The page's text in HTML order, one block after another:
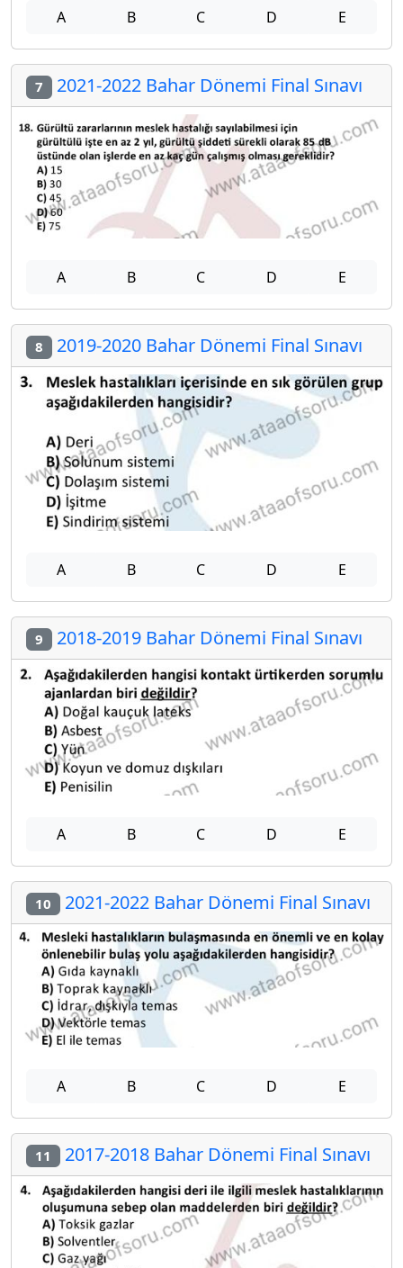
A B C D E
7 2021-2022 Bahar Dönemi Final Sınavı
A B C D E
8 2019-2020 Bahar Dönemi Final Sınavı
A B C D E
9 2018-2019 Bahar Dönemi Final Sınavı
A B C D E
10 2021-2022 Bahar Dönemi Final Sınavı
A B C D E
11 2017-2018 Bahar Dönemi Final Sınavı